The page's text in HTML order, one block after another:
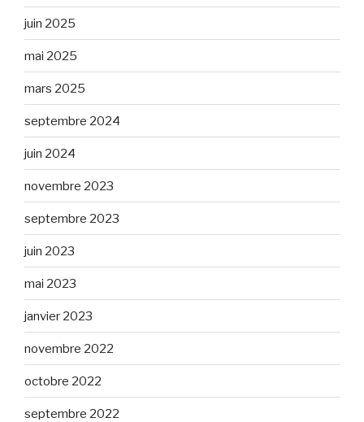
juin 2025
mai 2025
mars 2025
septembre 2024
juin 2024
novembre 2023
septembre 2023
juin 2023
mai 2023
janvier 2023
novembre 2022
octobre 2022
septembre 2022